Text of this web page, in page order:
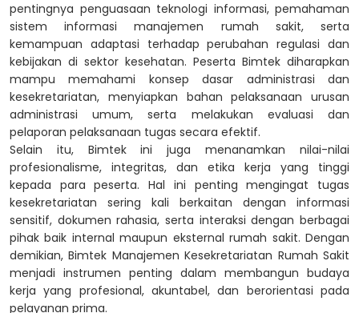
pentingnya penguasaan teknologi informasi, pemahaman
sistem informasi manajemen rumah sakit, serta
kemampuan adaptasi terhadap perubahan regulasi dan
kebijakan di sektor kesehatan. Peserta Bimtek diharapkan
mampu memahami konsep dasar administrasi dan
kesekretariatan, menyiapkan bahan pelaksanaan urusan
administrasi umum, serta melakukan evaluasi dan
pelaporan pelaksanaan tugas secara efektif.
Selain itu, Bimtek ini juga menanamkan nilai-nilai
profesionalisme, integritas, dan etika kerja yang tinggi
kepada para peserta. Hal ini penting mengingat tugas
kesekretariatan sering kali berkaitan dengan informasi
sensitif, dokumen rahasia, serta interaksi dengan berbagai
pihak baik internal maupun eksternal rumah sakit. Dengan
demikian, Bimtek Manajemen Kesekretariatan Rumah Sakit
menjadi instrumen penting dalam membangun budaya
kerja yang profesional, akuntabel, dan berorientasi pada
pelayanan prima.